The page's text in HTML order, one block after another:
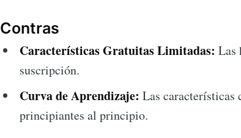
Contras
Características Gratuitas Limitadas: Las
suscripción.
Curva de Aprendizaje: Las características
principiantes al principio.